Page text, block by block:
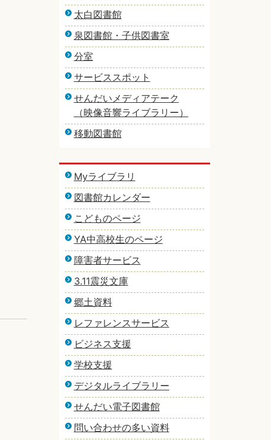
太白図書館
泉図書館・子供図書室
分室
サービススポット
せんだいメディアテーク
（映像音響ライブラリー）
移動図書館
Myライブラリ
図書館カレンダー
こどものページ
YA中高校生のページ
障害者サービス
3.11震災文庫
郷土資料
レファレンスサービス
ビジネス支援
学校支援
デジタルライブラリー
せんだい電子図書館
問い合わせの多い資料